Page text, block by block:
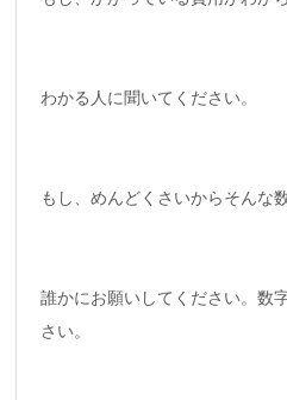
わかる人に聞いてください。
もし、めんどくさいからそんな
誰かにお願いしてください。数
さい。